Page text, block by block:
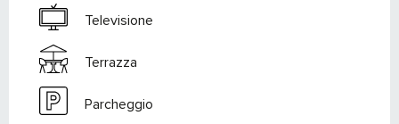
Televisione
Terrazza
Parcheggio